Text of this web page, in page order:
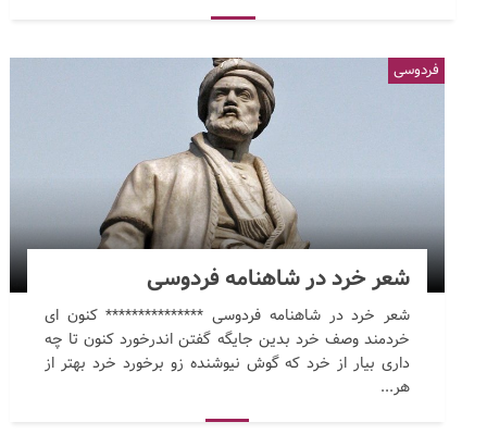
شعر خرد در شاهنامه فردوسی
شعر خرد در شاهنامه فردوسی *************** کنون ای
خردمند وصف خرد بدین جایگه گفتن اندرخورد کنون تا چه
داری بیار از خرد که گوش نیوشنده زو برخورد خرد بهتر از
هر...
فردوسی